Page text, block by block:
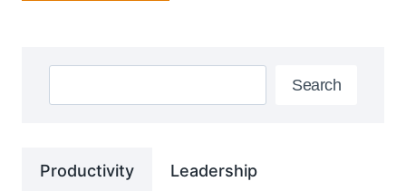
Search
Productivity Leadership